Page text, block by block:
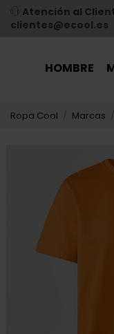
Atención al
clientes@ecool.es
HOMBRE
Ropa Cool Marcas